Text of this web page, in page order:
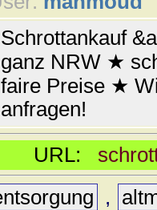
Schrottankauf
ganz NRW ★
faire Preise ★
anfragen!
URL:
,